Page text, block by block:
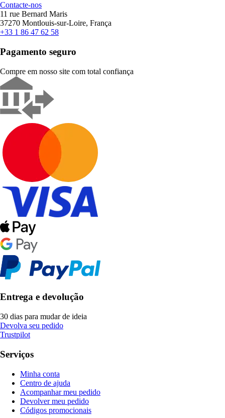
Contacte-nos
11 rue Bernard Maris
37270 Montlouis-sur-Loire, França
+33 1 86 47 62 58
Pagamento seguro
Compre em nosso site com total confiança
Entrega e devolução
30 dias para mudar de ideia
Devolva seu pedido
Trustpilot
Serviços
Minha conta
Centro de ajuda
Acompanhar meu pedido
Devolver meu pedido
Códigos promocionais